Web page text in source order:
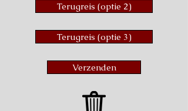
Terugreis (optie 2)
Terugreis (optie 3)
Verzenden